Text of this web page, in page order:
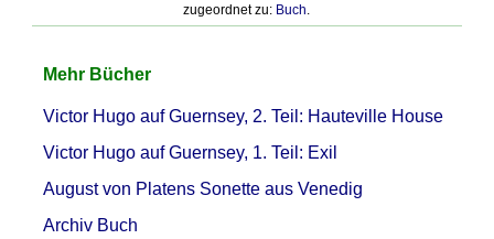
zugeordnet zu: Buch.
Mehr Bücher
Victor Hugo auf Guernsey, 2. Teil: Hauteville House
Victor Hugo auf Guernsey, 1. Teil: Exil
August von Platens Sonette aus Venedig
Archiv Buch